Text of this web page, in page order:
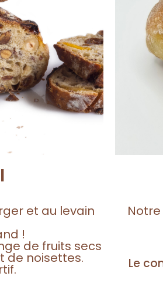
et au levain
!
de fruits secs
de noisettes. Le